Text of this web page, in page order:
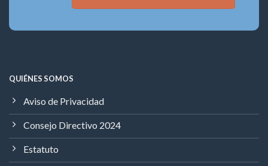
QUIÉNES SOMOS
Aviso de Privacidad
Consejo Directivo 2024
Estatuto